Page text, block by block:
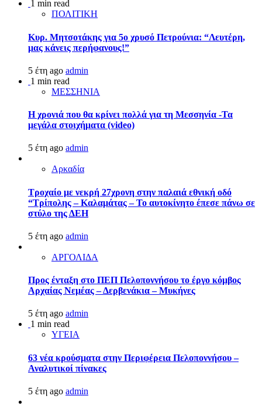
1 min read
ΠΟΛΙΤΙΚΗ
Κυρ. Μητσοτάκης για 5ο χρυσό Πετρούνια: “Λευτέρη,
μας κάνεις περήφανους!”
5 έτη ago admin
1 min read
ΜΕΣΣΗΝΙΑ
Η χρονιά που θα κρίνει πολλά για τη Μεσσηνία -Τα
μεγάλα στοιχήματα (video)
5 έτη ago admin
Αρκαδία
Τροχαίο με νεκρή 27χρονη στην παλαιά εθνική οδό
“Τρίπολης – Καλαμάτας – Το αυτοκίνητο έπεσε πάνω σε
στύλο της ΔΕΗ
5 έτη ago admin
ΑΡΓΟΛΙΔΑ
Προς ένταξη στο ΠΕΠ Πελοποννήσου το έργο κόμβος
Αρχαίας Νεμέας – Δερβενάκια – Μυκήνες
5 έτη ago admin
1 min read
ΥΓΕΙΑ
63 νέα κρούσματα στην Περιφέρεια Πελοποννήσου –
Αναλυτικοί πίνακες
5 έτη ago admin